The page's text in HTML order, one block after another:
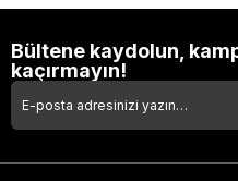
Bültene kaydolun,
kaçırmayın!